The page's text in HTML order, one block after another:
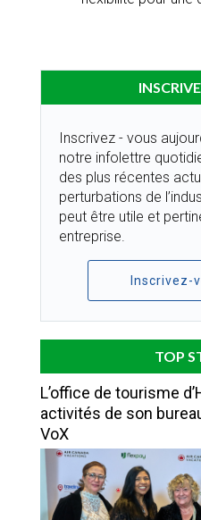
Inscrivez - vous
notre infolettre
des plus récentes
perturbations de
peut être utile et
entreprise.
Inscrivez-
TOP
L’office de tourisme
activités de son
VoX